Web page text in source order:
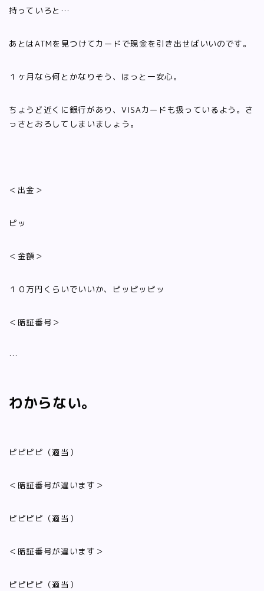
持っていろと…
あとはATMを見つけてカードで現金を引き出せばいいのです。
１ヶ月なら何とかなりそう、ほっと一安心。
ちょうど近くに銀行があり、VISAカードも扱っているよう。さ
っさとおろしてしまいましょう。
＜出金＞
ピッ
＜金額＞
１０万円くらいでいいか、ピッピッピッ
＜暗証番号＞
…
わからない。
ピピピピ（適当）
＜暗証番号が違います＞
ピピピピ（適当）
＜暗証番号が違います＞
ピピピピ（適当）